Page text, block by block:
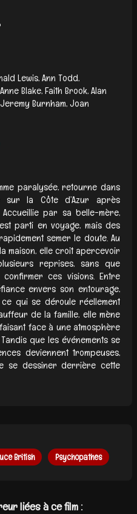
Lewis, Ann Todd,
Blake, Faith Brook, Alan
Burnham, Joan
paralysée, retourne dans
sur la Côte d’Azur après
par sa belle-mère,
parti en voyage, mais des
semer le doute. Au
maison, elle croit apercevoir
reprises, sans que
ces visions. Entre
envers son entourage,
qui se déroule réellement
de la famille, elle mène
face à une atmosphère
que les événements se
deviennent trompeuses,
se dessiner derrière cette
British Psychopathes
liées à ce film :